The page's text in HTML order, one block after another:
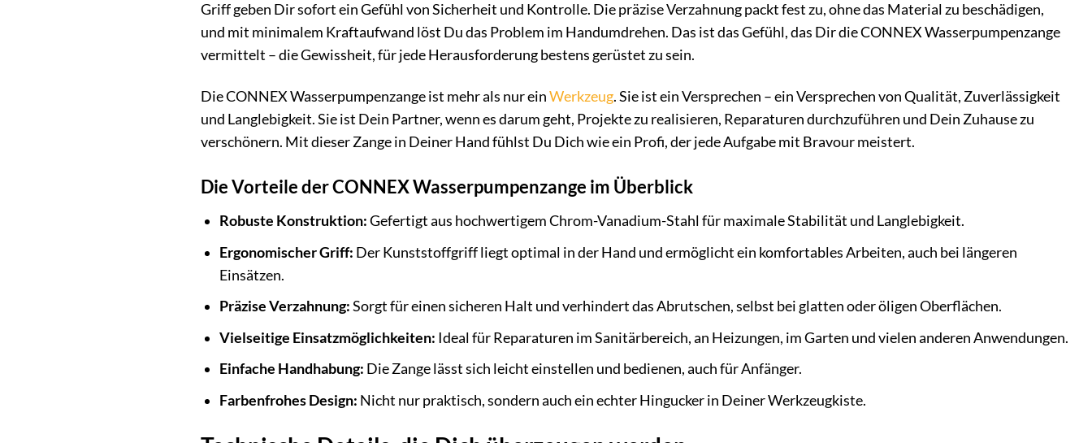
Griff geben Dir sofort ein Gefühl von Sicherheit und Kontrolle. Die präzise Verzahnung packt fest zu, ohne das Material zu beschädigen,
und mit minimalem Kraftaufwand löst Du das Problem im Handumdrehen. Das ist das Gefühl, das Dir die CONNEX Wasserpumpenzange
vermittelt – die Gewissheit, für jede Herausforderung bestens gerüstet zu sein.
Die CONNEX Wasserpumpenzange ist mehr als nur einWerkzeug. Sie ist ein Versprechen – ein Versprechen von Qualität, Zuverlässigkeit
und Langlebigkeit. Sie ist Dein Partner, wenn es darum geht, Projekte zu realisieren, Reparaturen durchzuführen und Dein Zuhause zu
verschönern. Mit dieser Zange in Deiner Hand fühlst Du Dich wie ein Profi, der jede Aufgabe mit Bravour meistert.
Die Vorteile der CONNEX Wasserpumpenzange im Überblick
Robuste Konstruktion:Gefertigt aus hochwertigem Chrom-Vanadium-Stahl für maximale Stabilität und Langlebigkeit.
Ergonomischer Griff: Der Kunststoffgriff liegt optimal in der Hand und ermöglicht ein komfortables Arbeiten, auch bei längeren
Einsätzen.
Präzise Verzahnung:Sorgt für einen sicheren Halt und verhindert das Abrutschen, selbst bei glatten oder öligen Oberflächen.
Vielseitige Einsatzmöglichkeiten: Ideal für Reparaturen im Sanitärbereich, an Heizungen, im Garten und vielen anderen Anwendungen.
Einfache Handhabung: Die Zange lässt sich leicht einstellen und bedienen, auch für Anfänger.
Farbenfrohes Design: Nicht nur praktisch, sondern auch ein echter Hingucker in Deiner Werkzeugkiste.